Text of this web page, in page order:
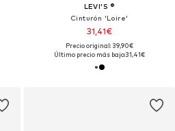
LEVI'S ®
Cinturón 'Loire'
31,41€
Precio original: 39,90€
Último precio más bajo:31,41€